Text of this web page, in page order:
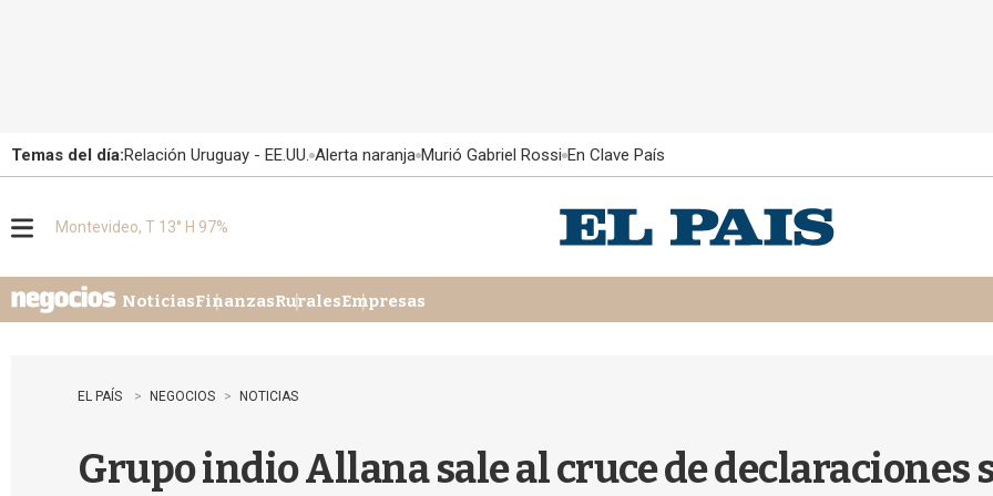
Temas del día:Relación Uruguay - EE.UU. Alerta naranja Murió Gabriel Rossi En Clave País
u
Montevideo, T 13° H 97%
NoticiasFinanzasRuralesEmpresas
EL PAÍS NEGOCIOS NOTICIAS
Grupo indio Allana sale al cruce de declaraciones